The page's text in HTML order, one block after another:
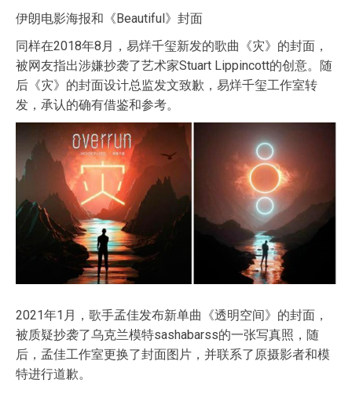
伊朗电影海报和《Beautiful》封面
同样在2018年8月，易烊千玺新发的歌曲《灾》的封面，
被网友指出涉嫌抄袭了艺术家Stuart Lippincott的创意。随
后《灾》的封面设计总监发文致歉，易烊千玺工作室转
发，承认的确有借鉴和参考。
2021年1月，歌手孟佳发布新单曲《透明空间》的封面，
被质疑抄袭了乌克兰模特sashabarss的一张写真照，随
后，孟佳工作室更换了封面图片，并联系了原摄影者和模
特进行道歉。